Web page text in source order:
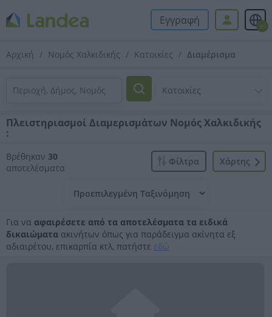
Εγγραφή el
Αρχική Νομός Χαλκιδικής Κατοικίες Διαμέρισμα
Πλειστηριασμοί Διαμερισμάτων Νομός Χαλκιδικής
:
Βρέθηκαν 30
αποτελέσματα
Xάρτης
Φίλτρα
Για να αφαιρέσετε από τα αποτελέσματα τα ειδικά
δικαιώματα ακινήτων όπως για παράδειγμα ακίνητα εξ
αδιαιρέτου, επικαρπία κτλ, πατήστε εδώ